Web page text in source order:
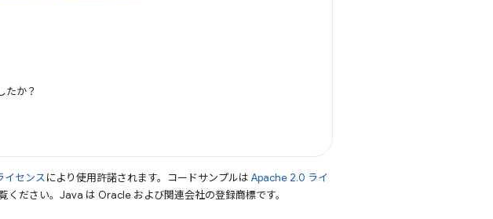
たか？
イセンスにより使用許諾されます。コードサンプルは Apache 2.0 ライ
ください。Java は Oracle および関連会社の登録商標です。